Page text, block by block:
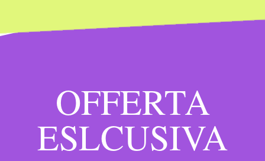
OFFERTA
ESLCUSIVA